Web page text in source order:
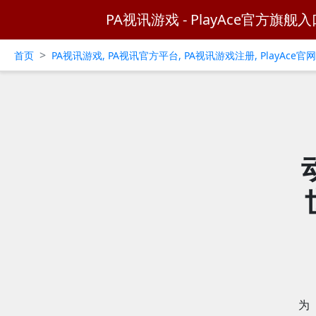
PA视讯游戏 - PlayAce官方旗舰入
首页 > PA视讯游戏, PA视讯官方平台, PA视讯游戏注册, PlayAce官
为